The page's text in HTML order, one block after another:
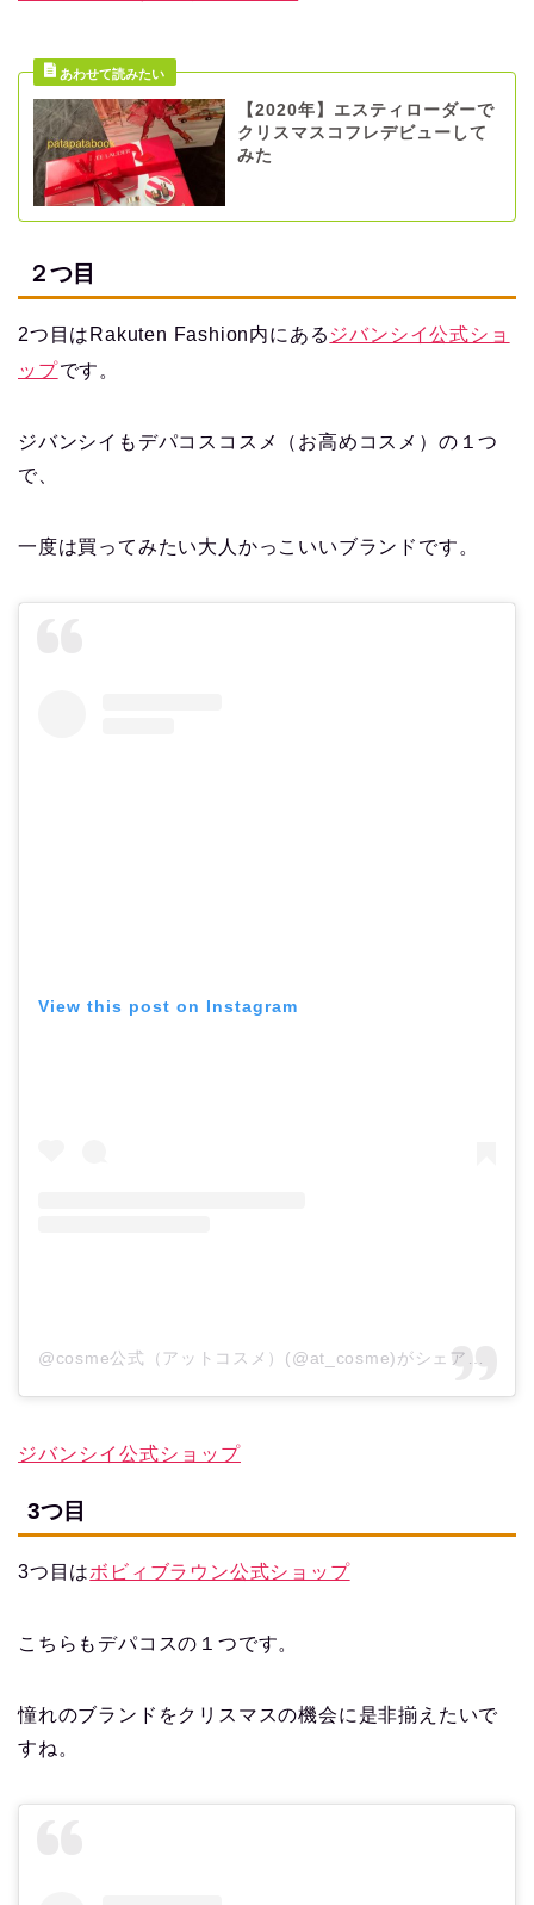
【2020年】エスティローダーで
クリスマスコフレデビューして
みた
２つ目
2つ目はRakuten Fashion内にある ジバンシイ公式ショ
ップです。
ジバンシイもデパコスコスメ（お高めコスメ）の１つ
で、
一度は買ってみたい大人かっこいいブランドです。
View this post on Instagram
@cosme公式（アットコスメ）(@at_cosme)がシェアした投稿
ジバンシイ公式ショップ
3つ目
3つ目はボビィブラウン公式ショップ
こちらもデパコスの１つです。
憧れのブランドをクリスマスの機会に是非揃えたいで
すね。